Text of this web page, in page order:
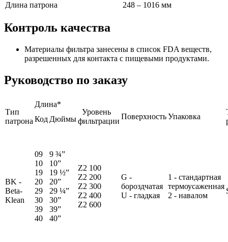
Длина патрона
248 – 1016 мм
Контроль качества
Материалы фильтра занесены в список FDA веществ,
разрешенных для контакта с пищевыми продуктами.
Руководство по заказу
Тип
патрона
Длина*
Уровень
фильтрации
ПоверхностьУпаковка
Код Дюймы
BK -
Beta-
Klean
09
10
19
20
29
30
39
40
9 ¾”
10”
19 ½”
20”
29 ¼”
30”
39”
40”
Z2 100
Z2 200
Z2 300
Z2 400
Z2 600
G -
бороздчатая
U - гладкая
1 - стандартная
термоусаженная
2 - навалом